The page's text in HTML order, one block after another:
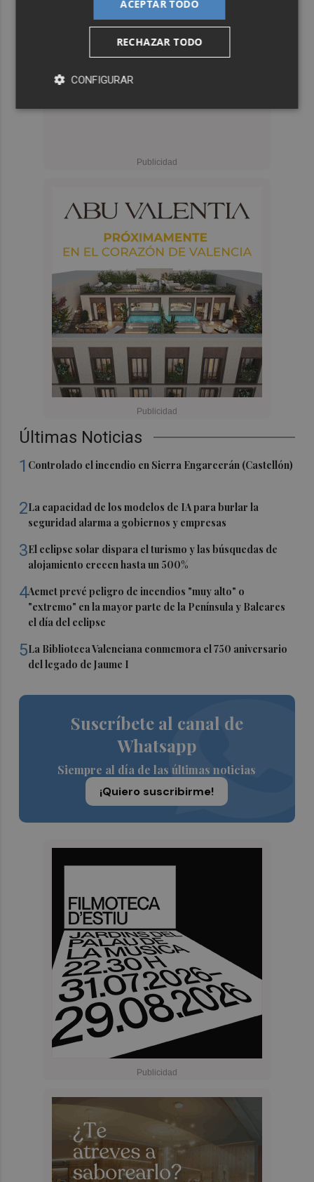
Últimas Noticias
1 Controlado el incendio en Sierra Engarcerán (Castellón)
2La capacidad de los modelos de IA para burlar la
seguridad alarma a gobiernos y empresas
3El eclipse solar dispara el turismo y las búsquedas de
alojamiento crecen hasta un 500%
4Aemet prevé peligro de incendios "muy alto" o
"extremo" en la mayor parte de la Península y Baleares
el día del eclipse
5La Biblioteca Valenciana conmemora el 750 aniversario
del legado de Jaume I
Suscríbete al canal de
Whatsapp
Siempre al día de las últimas noticias
¡Quiero suscribirme!
ACEPTAR TODO
RECHAZAR TODO
CONFIGURAR